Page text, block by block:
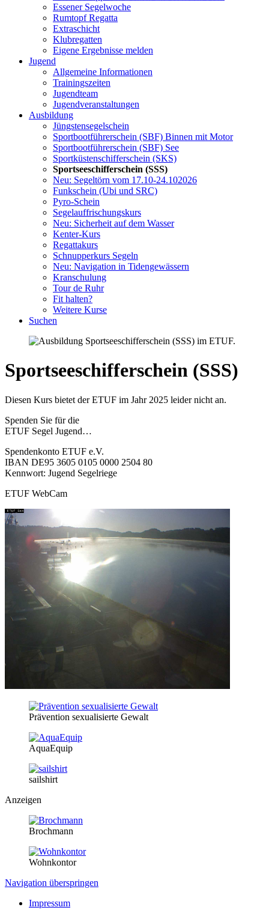
Essener Segelwoche
Rumtopf Regatta
Extraschicht
Klubregatten
Eigene Ergebnisse melden
Jugend
Allgemeine Informationen
Trainingszeiten
Jugendteam
Jugendveranstaltungen
Ausbildung
Jüngsten­segelschein
Sportboot­führerschein (SBF) Binnen mit Motor
Sportboot­führerschein (SBF) See
Sportküsten­schifferschein (SKS)
Sportsee­schifferschein (SSS)
Neu: Segeltörn vom 17.10-24.102026
Funkschein (Ubi und SRC)
Pyro-Schein
Segelauffrischungskurs
Neu: Sicherheit auf dem Wasser
Kenter-Kurs
Regattakurs
Schnupperkurs Segeln
Neu: Navigation in Tidengewässern
Kranschulung
Tour de Ruhr
Fit halten?
Weitere Kurse
Suchen
Sportsee­schifferschein (SSS)
Diesen Kurs bietet der ETUF im Jahr 2025 leider nicht an.
Spenden Sie für die
ETUF Segel Jugend…
Spendenkonto ETUF e.V.
IBAN DE95 3605 0105 0000 2504 80
Kennwort: Jugend Segelriege
ETUF WebCam
Prävention sexualisierte Gewalt
AquaEquip
sailshirt
Anzeigen
Brochmann
Wohnkontor
Navigation überspringen
Impressum